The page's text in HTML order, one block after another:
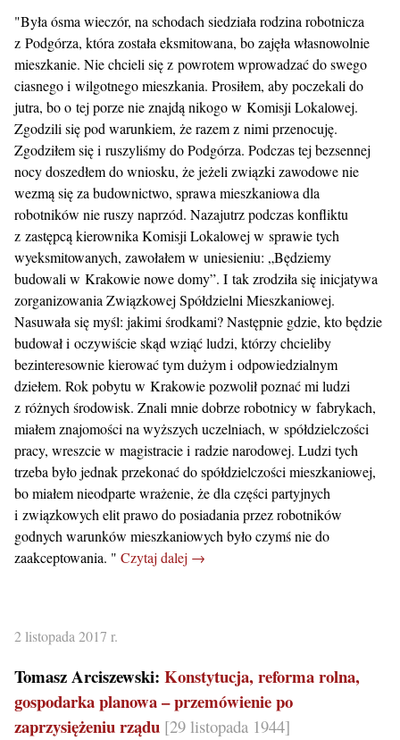
"Była ósma wieczór, na schodach siedziała rodzina robotnicza
z Podgórza, która została eksmitowana, bo zajęła własnowolnie
mieszkanie. Nie chcieli się z powrotem wprowadzać do swego
ciasnego i wilgotnego mieszkania. Prosiłem, aby poczekali do
jutra, bo o tej porze nie znajdą nikogo w Komisji Lokalowej.
Zgodzili się pod warunkiem, że razem z nimi przenocuję.
Zgodziłem się i ruszyliśmy do Podgórza. Podczas tej bezsennej
nocy doszedłem do wniosku, że jeżeli związki zawodowe nie
wezmą się za budownictwo, sprawa mieszkaniowa dla
robotników nie ruszy naprzód. Nazajutrz podczas konfliktu
z zastępcą kierownika Komisji Lokalowej w sprawie tych
wyeksmitowanych, zawołałem w uniesieniu: „Będziemy
budowali w Krakowie nowe domy”. I tak zrodziła się inicjatywa
zorganizowania Związkowej Spółdzielni Mieszkaniowej.
Nasuwała się myśl: jakimi środkami? Następnie gdzie, kto będzie
budował i oczywiście skąd wziąć ludzi, którzy chcieliby
bezinteresownie kierować tym dużym i odpowiedzialnym
dziełem. Rok pobytu w Krakowie pozwolił poznać mi ludzi
z różnych środowisk. Znali mnie dobrze robotnicy w fabrykach,
miałem znajomości na wyższych uczelniach, w spółdzielczości
pracy, wreszcie w magistracie i radzie narodowej. Ludzi tych
trzeba było jednak przekonać do spółdzielczości mieszkaniowej,
bo miałem nieodparte wrażenie, że dla części partyjnych
i związkowych elit prawo do posiadania przez robotników
godnych warunków mieszkaniowych było czymś nie do
zaakceptowania. " Czytaj dalej →
2 listopada 2017 r.
Tomasz Arciszewski: Konstytucja, reforma rolna,
gospodarka planowa – przemówienie po
zaprzysiężeniu rządu [29 listopada 1944]